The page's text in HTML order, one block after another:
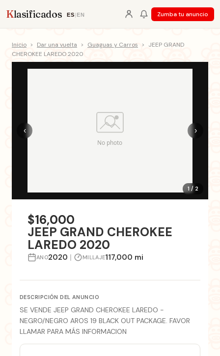
Klasificados ES| EN Zumba tu anuncio
Inicio > Dar una vuelta > Guaguas y Carros >
JEEP GRAND
CHEROKEE LAREDO 2020
1 / 2
‹ ›
$16,000
JEEP GRAND CHEROKEE
LAREDO 2020
ANO2020 | MILLAJE117,000 mi
DESCRIPCIÓN DEL ANUNCIO
SE VENDE JEEP GRAND CHEROKEE LAREDO -
NEGRO/NEGRO AROS 19 BLACK OUT PACKAGE. FAVOR
LLAMAR PARA MÁS INFORMACION